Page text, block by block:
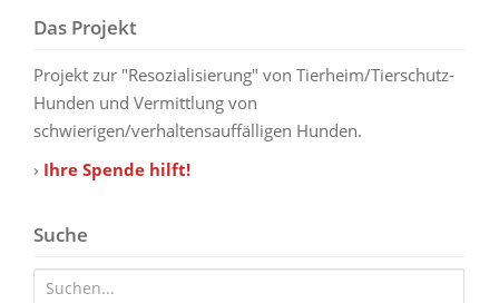
Das Projekt
Projekt zur "Resozialisierung" von Tierheim/Tierschutz-
Hunden und Vermittlung von
schwierigen/verhaltensauffälligen Hunden.
› Ihre Spende hilft!
Suche
Suche nach: